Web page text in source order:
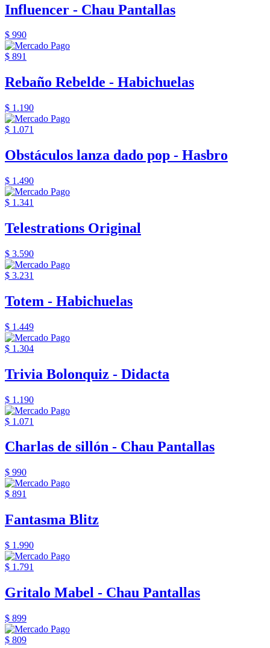
Influencer - Chau Pantallas
$ 990
$ 891
Rebaño Rebelde - Habichuelas
$ 1.190
$ 1.071
Obstáculos lanza dado pop - Hasbro
$ 1.490
$ 1.341
Telestrations Original
$ 3.590
$ 3.231
Totem - Habichuelas
$ 1.449
$ 1.304
Trivia Bolonquiz - Didacta
$ 1.190
$ 1.071
Charlas de sillón - Chau Pantallas
$ 990
$ 891
Fantasma Blitz
$ 1.990
$ 1.791
Gritalo Mabel - Chau Pantallas
$ 899
$ 809